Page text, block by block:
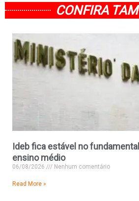
CONFIRA
Ideb fica estável no
ensino médio
06/08/2026 Nenhum comentário
Read More »